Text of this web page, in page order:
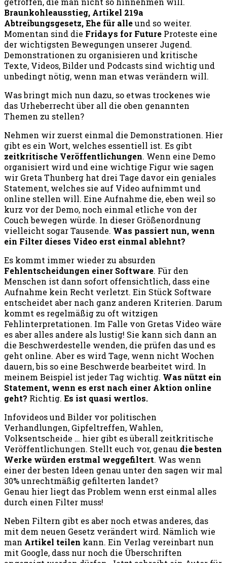
Braunkohleausstieg, Artikel 219a
Abtreibungsgesetz, Ehe für alleund so weiter.
Momentan sind die Fridays for Future Proteste eine
der wichtigsten Bewegungen unserer Jugend.
Demonstrationen zu organisieren und kritische
Texte, Videos, Bilder und Podcasts sind wichtig und
unbedingt nötig, wenn man etwas verändern will.
Was bringt mich nun dazu, so etwas trockenes wie
das Urheberrecht über all die oben genannten
Themen zu stellen?
Nehmen wir zuerst einmal die Demonstrationen. Hier
gibt es ein Wort, welches essentiell ist. Es gibt
zeitkritische Veröffentlichungen. Wenn eine Demo
organisiert wird und eine wichtige Figur wie sagen
wir Greta Thunberg hat drei Tage davor ein geniales
Statement, welches sie auf Video aufnimmt und
online stellen will. Eine Aufnahme die, eben weil so
kurz vor der Demo, noch einmal etliche von der
Couch bewegen würde. In dieser Größenordnung
vielleicht sogar Tausende. Was passiert nun, wenn
ein Filter dieses Video erst einmal ablehnt?
Es kommt immer wieder zu absurden
Fehlentscheidungen einer Software. Für den
Menschen ist dann sofort offensichtlich, dass eine
Aufnahme kein Recht verletzt. Ein Stück Software
entscheidet aber nach ganz anderen Kriterien. Darum
kommt es regelmäßig zu oft witzigen
Fehlinterpretationen. Im Falle von Gretas Video wäre
es aber alles andere als lustig! Sie kann sich dann an
die Beschwerdestelle wenden, die prüfen das und es
geht online. Aber es wird Tage, wenn nicht Wochen
dauern, bis so eine Beschwerde bearbeitet wird. In
meinem Beispiel ist jeder Tag wichtig. Was nützt ein
Statement, wenn es erst nach einer Aktion online
geht? Richtig. Es ist quasi wertlos.
Infovideos und Bilder vor politischen
Verhandlungen, Gipfeltreffen, Wahlen,
Volksentscheide … hier gibt es überall zeitkritische
Veröffentlichungen. Stellt euch vor, genau die besten
Werke würden erstmal weggefiltert. Was wenn
einer der besten Ideen genau unter den sagen wir mal
30% unrechtmäßig gefilterten landet?
Genau hier liegt das Problem wenn erst einmal alles
durch einen Filter muss!
Neben Filtern gibt es aber noch etwas anderes, das
mit dem neuen Gesetz verändert wird. Nämlich wie
man Artikel teilen kann. Ein Verlag vereinbart nun
mit Google, dass nur noch die Überschriften